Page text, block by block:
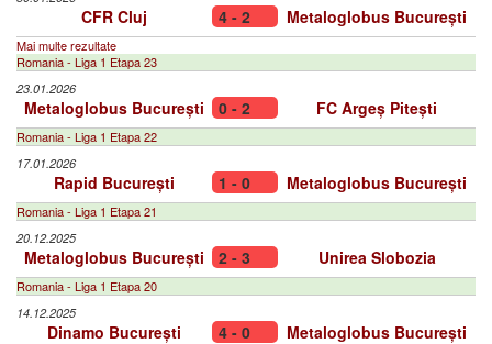
CFR Cluj 4 - 2 Metaloglobus București
Mai multe rezultate
Romania - Liga 1 Etapa 23
23.01.2026
Metaloglobus București 0 - 2 FC Argeș Pitești
Romania - Liga 1 Etapa 22
17.01.2026
Rapid București 1 - 0 Metaloglobus București
Romania - Liga 1 Etapa 21
20.12.2025
Metaloglobus București 2 - 3 Unirea Slobozia
Romania - Liga 1 Etapa 20
14.12.2025
Dinamo București 4 - 0 Metaloglobus București